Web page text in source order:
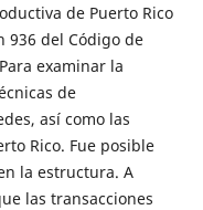
de Puerto Rico
936 del Código de
examinar la
de
así como las
Rico. Fue posible
la estructura. A
las transacciones